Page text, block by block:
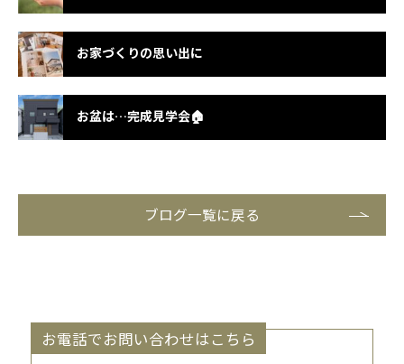
お家づくりの思い出に
お盆は…完成見学会🏠
ブログ一覧に戻る
お電話でお問い合わせはこちら